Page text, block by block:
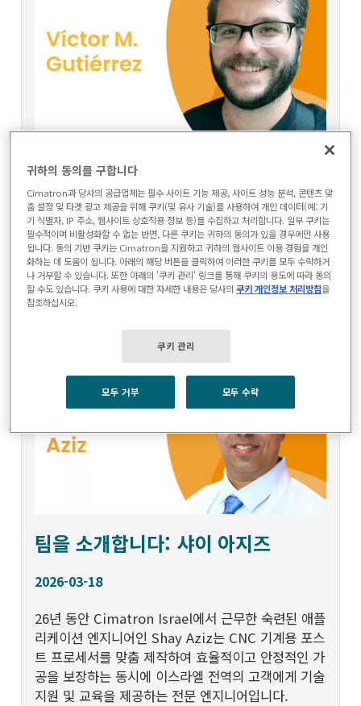
리셀러 소개: 빅터 M. 구티에레즈
2026-06-04
스페인 제조업체의 CAD/CAM 성능 및 CNC 효율성
최적화를 지원하는 Cimatech의 Cimatron 매니저
인 Víctor M. Gutiérrez를 만나보세요.
팀을 소개합니다: 샤이 아지즈
2026-03-18
26년 동안 Cimatron Israel에서 근무한 숙련된 애플
리케이션 엔지니어인 Shay Aziz는 CNC 기계용 포스
트 프로세서를 맞춤 제작하여 효율적이고 안정적인 가
공을 보장하는 동시에 이스라엘 전역의 고객에게 기술
지원 및 교육을 제공하는 전문 엔지니어입니다.
귀하의 동의를 구합니다
Cimatron과 당사의 공급업체는 필수 사이트 기능 제공, 사이트 성능 분석, 콘텐츠 맞
춤 설정 및 타겟 광고 제공을 위해 쿠키(및 유사 기술)를 사용하여 개인 데이터(예: 기
기 식별자, IP 주소, 웹사이트 상호작용 정보 등)를 수집하고 처리합니다. 일부 쿠키는
필수적이며 비활성화할 수 없는 반면, 다른 쿠키는 귀하의 동의가 있을 경우에만 사용
됩니다. 동의 기반 쿠키는 Cimatron을 지원하고 귀하의 웹사이트 이용 경험을 개인
화하는 데 도움이 됩니다. 아래의 해당 버튼을 클릭하여 이러한 쿠키를 모두 수락하거
나 거부할 수 있습니다. 또한 아래의 '쿠키 관리' 링크를 통해 쿠키의 용도에 따라 동의
할 수도 있습니다. 쿠키 사용에 대한 자세한 내용은 당사의쿠키 개인정보 처리방침을
참조하십시오.
쿠키 관리
모두 거부 모두 수락